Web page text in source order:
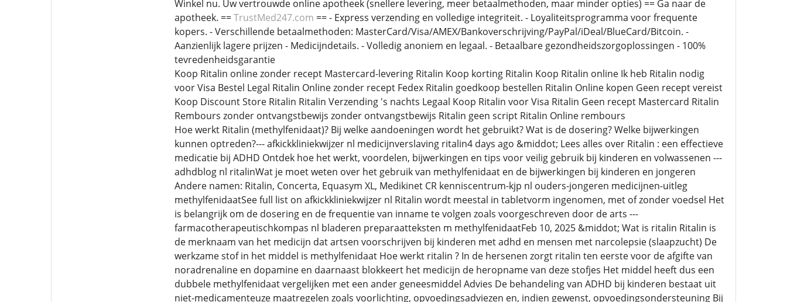
Winkel nu. Uw vertrouwde online apotheek (snellere levering, meer betaalmethoden, maar minder opties) == Ga naar de
apotheek. ==TrustMed247.com == - Express verzending en volledige integriteit. - Loyaliteitsprogramma voor frequente
kopers. - Verschillende betaalmethoden: MasterCard/Visa/AMEX/Bankoverschrijving/PayPal/iDeal/BlueCard/Bitcoin. -
Aanzienlijk lagere prijzen - Medicijndetails. - Volledig anoniem en legaal. - Betaalbare gezondheidszorgoplossingen - 100%
tevredenheidsgarantie
Koop Ritalin online zonder recept Mastercard-levering Ritalin Koop korting Ritalin Koop Ritalin online Ik heb Ritalin nodig
voor Visa Bestel Legal Ritalin Online zonder recept Fedex Ritalin goedkoop bestellen Ritalin Online kopen Geen recept vereist
Koop Discount Store Ritalin Ritalin Verzending 's nachts Legaal Koop Ritalin voor Visa Ritalin Geen recept Mastercard Ritalin
Rembours zonder ontvangstbewijs zonder ontvangstbewijs Ritalin geen script Ritalin Online rembours
Hoe werkt Ritalin (methylfenidaat)? Bij welke aandoeningen wordt het gebruikt? Wat is de dosering? Welke bijwerkingen
kunnen optreden?--- afkickkliniekwijzer nl medicijnverslaving ritalin4 days ago &middot; Lees alles over Ritalin : een effectieve
medicatie bij ADHD Ontdek hoe het werkt, voordelen, bijwerkingen en tips voor veilig gebruik bij kinderen en volwassenen ---
adhdblog nl ritalinWat je moet weten over het gebruik van methylfenidaat en de bijwerkingen bij kinderen en jongeren
Andere namen: Ritalin, Concerta, Equasym XL, Medikinet CR kenniscentrum-kjp nl ouders-jongeren medicijnen-uitleg
methylfenidaatSee full list on afkickkliniekwijzer nl Ritalin wordt meestal in tabletvorm ingenomen, met of zonder voedsel Het
is belangrijk om de dosering en de frequentie van inname te volgen zoals voorgeschreven door de arts ---
farmacotherapeutischkompas nl bladeren preparaatteksten m methylfenidaatFeb 10, 2025 &middot; Wat is ritalin Ritalin is
de merknaam van het medicijn dat artsen voorschrijven bij kinderen met adhd en mensen met narcolepsie (slaapzucht) De
werkzame stof in het middel is methylfenidaat Hoe werkt ritalin ? In de hersenen zorgt ritalin ten eerste voor de afgifte van
noradrenaline en dopamine en daarnaast blokkeert het medicijn de heropname van deze stofjes Het middel heeft dus een
dubbele methylfenidaat vergelijken met een ander geneesmiddel Advies De behandeling van ADHD bij kinderen bestaat uit
niet-medicamenteuze maatregelen zoals voorlichting, opvoedingsadviezen en, indien gewenst, opvoedingsondersteuning Bij